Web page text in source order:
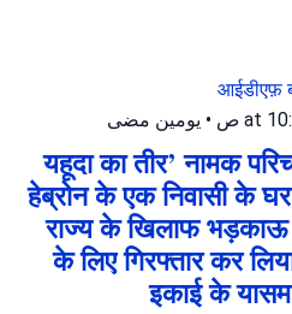
आईडीएफ़
• يومين مضى
यहूदा का तीर’ नामक
हेब्रोन के एक निवासी के
राज्य के खिलाफ
के लिए गिरफ्तार कर
इकाई के यासम